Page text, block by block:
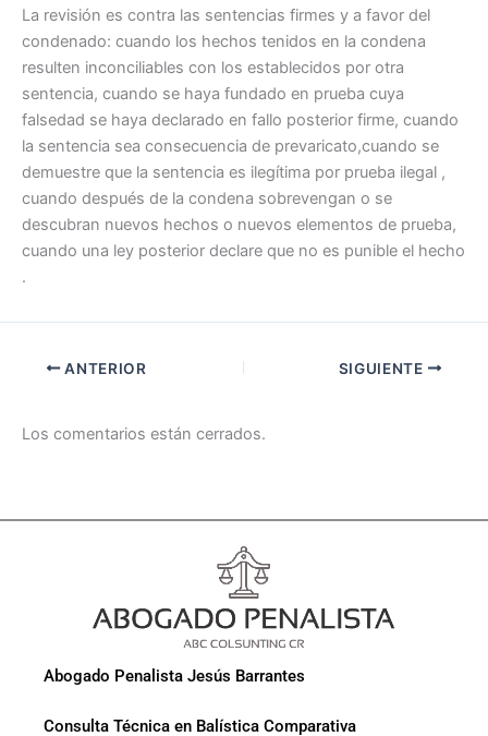
La revisión es contra las sentencias firmes y a favor del
condenado: cuando los hechos tenidos en la condena
resulten inconciliables con los establecidos por otra
sentencia, cuando se haya fundado en prueba cuya
falsedad se haya declarado en fallo posterior firme, cuando
la sentencia sea consecuencia de prevaricato,cuando se
demuestre que la sentencia es ilegítima por prueba ilegal ,
cuando después de la condena sobrevengan o se
descubran nuevos hechos o nuevos elementos de prueba,
cuando una ley posterior declare que no es punible el hecho
.
ANTERIOR SIGUIENTE
Los comentarios están cerrados.
Abogado Penalista Jesús Barrantes
Consulta Técnica en Balística Comparativa